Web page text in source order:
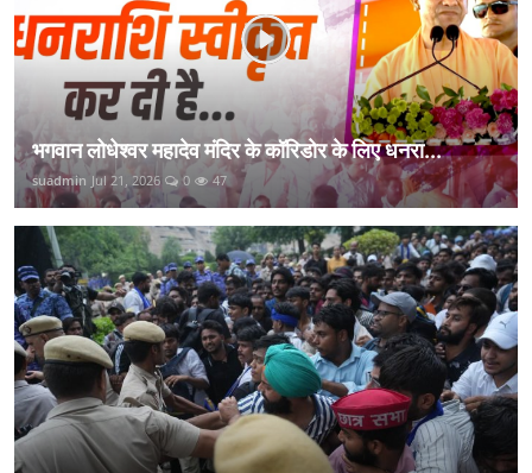
भगवान लोधेश्वर महादेव मंदिर के कॉरिडोर के लिए धनरा...
suadmin Jul 21, 2026 0 47